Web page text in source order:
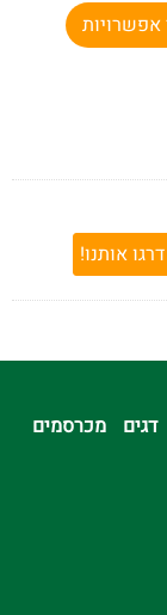
דרגו אותנו!
דגים מכרסמים